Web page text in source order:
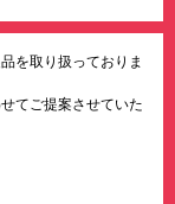
を取り扱っておりま
てご提案させていた